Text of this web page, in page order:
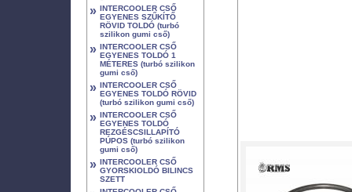
» INTERCOOLER CSŐ
EGYENES SZŰKÍTŐ
RÖVID TOLDÓ (turbó
szilikon gumi cső)
» INTERCOOLER CSŐ
EGYENES TOLDÓ 1
MÉTERES (turbó szilikon
gumi cső)
» INTERCOOLER CSŐ
EGYENES TOLDÓ RÖVID
(turbó szilikon gumi cső)
» INTERCOOLER CSŐ
EGYENES TOLDÓ
REZGÉSCSILLAPÍTÓ
PÚPOS (turbó szilikon
gumi cső)
» INTERCOOLER CSŐ
GYORSKIOLDÓ BILINCS
SZETT